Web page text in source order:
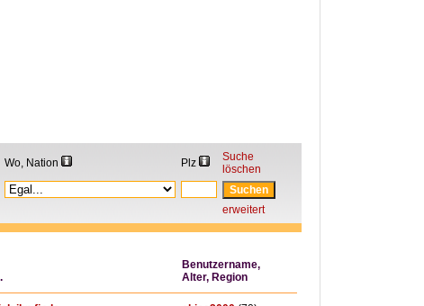
Wo, Nation Plz
Suche
löschen
erweitert
Benutzername,
Alter, Region